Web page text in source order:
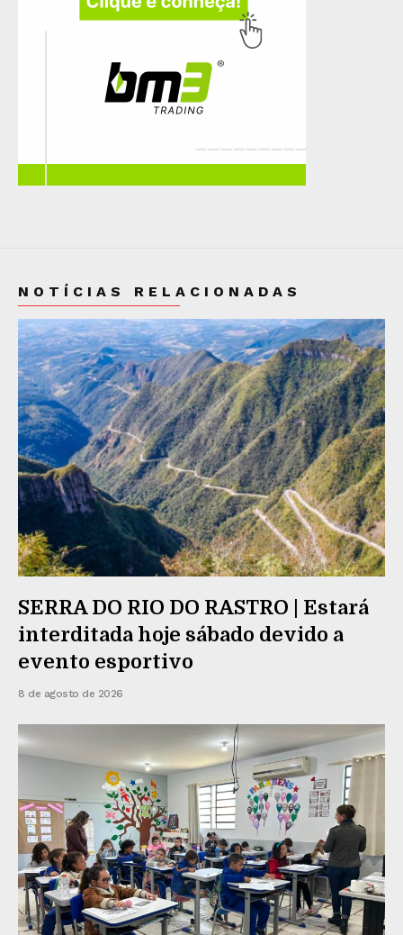
NOTÍCIAS RELACIONADAS
SERRA DO RIO DO RASTRO | Estará
interditada hoje sábado devido a
evento esportivo
8 de agosto de 2026